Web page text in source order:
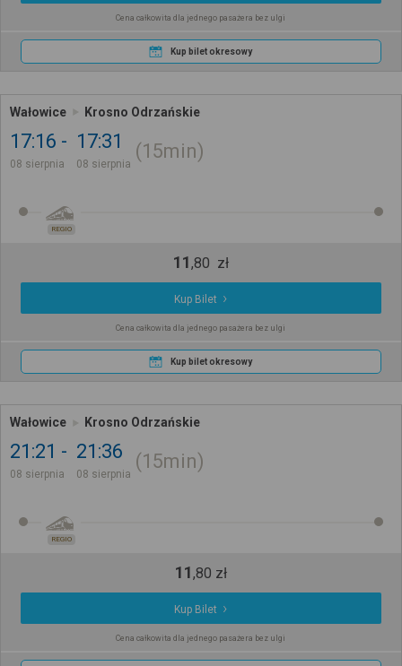
Cena całkowita dla jednego pasażera bez ulgi
Kup bilet okresowy
Wałowice Krosno Odrzańskie
17:16
08 sierpnia
17:31
08 sierpnia
15min
REGIO
11,80 zł
Kup Bilet
Cena całkowita dla jednego pasażera bez ulgi
Kup bilet okresowy
Wałowice Krosno Odrzańskie
21:21
08 sierpnia
21:36
08 sierpnia
15min
REGIO
11,80 zł
Kup Bilet
Cena całkowita dla jednego pasażera bez ulgi